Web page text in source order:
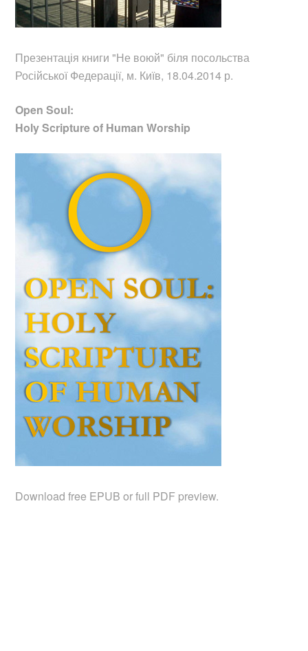
Презентація книги "Не воюй" біля посольства
Російської Федерації, м. Київ, 18.04.2014 р.
Open Soul:
Holy Scripture of Human Worship
Download free EPUB or full PDF preview.